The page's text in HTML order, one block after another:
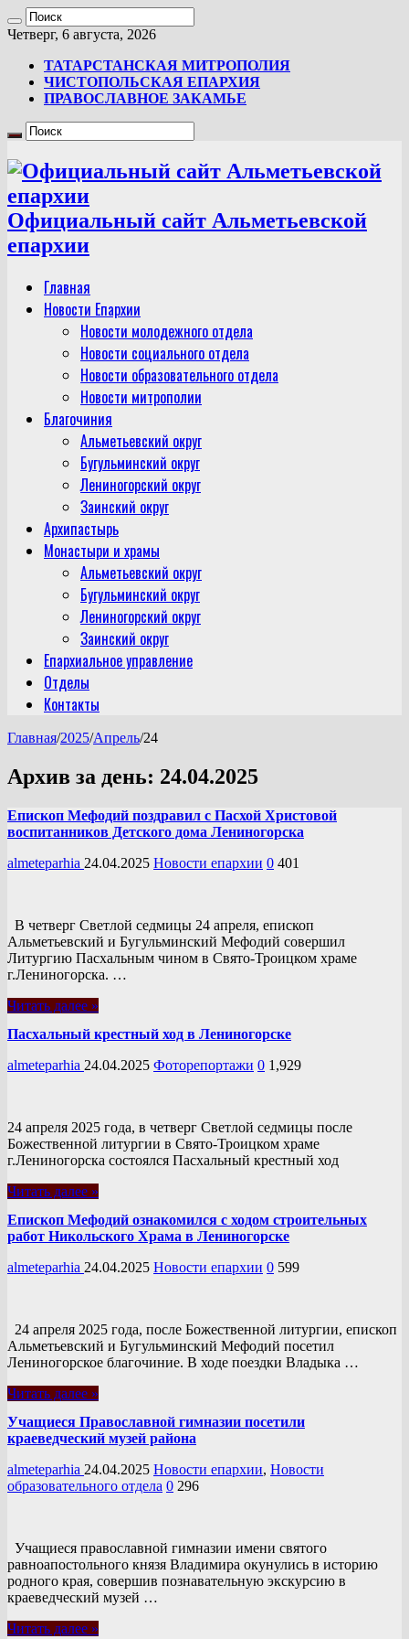
Четверг, 6 августа, 2026
ТАТАРСТАНСКАЯ МИТРОПОЛИЯ
ЧИСТОПОЛЬСКАЯ ЕПАРХИЯ
ПРАВОСЛАВНОЕ ЗАКАМЬЕ
Официальный сайт Альметьевской
епархии
Главная
Новости Епархии
Новости молодежного отдела
Новости социального отдела
Новости образовательного отдела
Новости митрополии
Благочиния
Альметьевский округ
Бугульминский округ
Лениногорский округ
Заинский округ
Архипастырь
Монастыри и храмы
Альметьевский округ
Бугульминский округ
Лениногорский округ
Заинский округ
Епархиальное управление
Отделы
Контакты
Главная/2025/Апрель/24
Архив за день: 24.04.2025
Епископ Мефодий поздравил с Пасхой Христовой
воспитанников Детского дома Лениногорска
almeteparhia 24.04.2025 Новости епархии 0 401
В четверг Светлой седмицы 24 апреля, епископ
Альметьевский и Бугульминский Мефодий совершил
Литургию Пасхальным чином в Свято-Троицком храме
г.Лениногорска. …
Читать далее »
Пасхальный крестный ход в Лениногорске
almeteparhia 24.04.2025 Фоторепортажи 0 1,929
24 апреля 2025 года, в четверг Светлой седмицы после
Божественной литургии в Свято-Троицком храме
г.Лениногорска состоялся Пасхальный крестный ход
Читать далее »
Епископ Мефодий ознакомился с ходом строительных
работ Никольского Храма в Лениногорске
almeteparhia 24.04.2025 Новости епархии 0 599
24 апреля 2025 года, после Божественной литургии, епископ
Альметьевский и Бугульминский Мефодий посетил
Лениногорское благочиние. В ходе поездки Владыка …
Читать далее »
Учащиеся Православной гимназии посетили
краеведческий музей района
almeteparhia 24.04.2025 Новости епархии, Новости
образовательного отдела 0 296
Учащиеся православной гимназии имени святого
равноапостольного князя Владимира окунулись в историю
родного края, совершив познавательную экскурсию в
краеведческий музей …
Читать далее »